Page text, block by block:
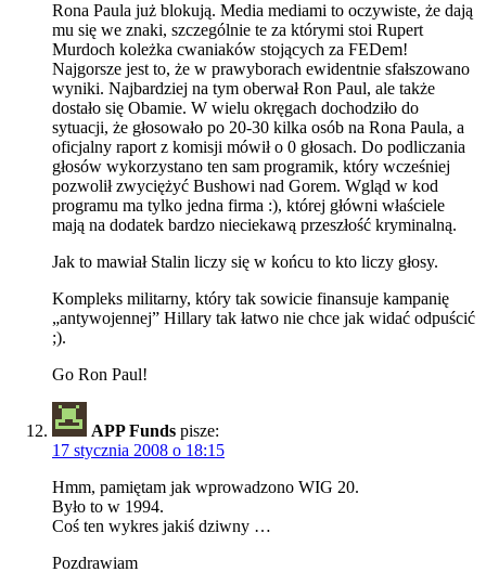
Rona Paula już blokują. Media mediami to oczywiste, że dają
mu się we znaki, szczególnie te za którymi stoi Rupert
Murdoch koleżka cwaniaków stojących za FEDem!
Najgorsze jest to, że w prawyborach ewidentnie sfałszowano
wyniki. Najbardziej na tym oberwał Ron Paul, ale także
dostało się Obamie. W wielu okręgach dochodziło do
sytuacji, że głosowało po 20-30 kilka osób na Rona Paula, a
oficjalny raport z komisji mówił o 0 głosach. Do podliczania
głosów wykorzystano ten sam programik, który wcześniej
pozwolił zwyciężyć Bushowi nad Gorem. Wgląd w kod
programu ma tylko jedna firma :), której główni właściele
mają na dodatek bardzo nieciekawą przeszłość kryminalną.
Jak to mawiał Stalin liczy się w końcu to kto liczy głosy.
Kompleks militarny, który tak sowicie finansuje kampanię
„antywojennej” Hillary tak łatwo nie chce jak widać odpuścić
;).
Go Ron Paul!
APP Funds pisze:
17 stycznia 2008 o 18:15
Hmm, pamiętam jak wprowadzono WIG 20.
Było to w 1994.
Coś ten wykres jakiś dziwny …
Pozdrawiam